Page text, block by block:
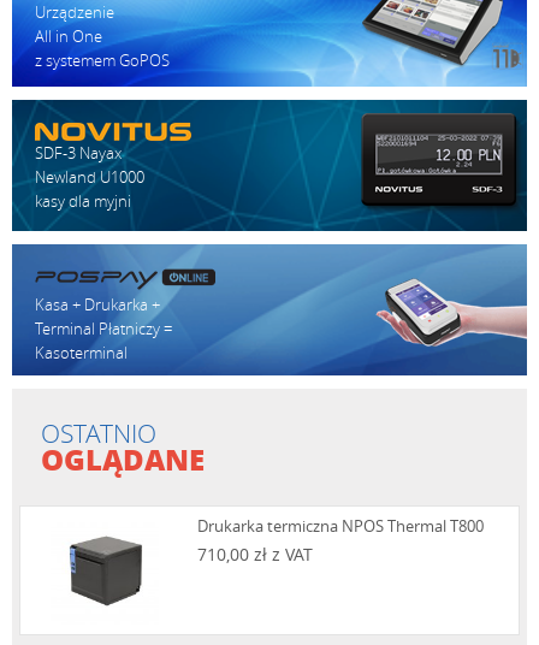
Urządzenie
All in One
z systemem GoPOS
SDF-3 Nayax
Newland U1000
kasy dla myjni
Kasa + Drukarka +
Terminal Płatniczy =
Kasoterminal
OSTATNIO
OGLĄDANE
Drukarka termiczna NPOS Thermal T800
710,00 zł z VAT